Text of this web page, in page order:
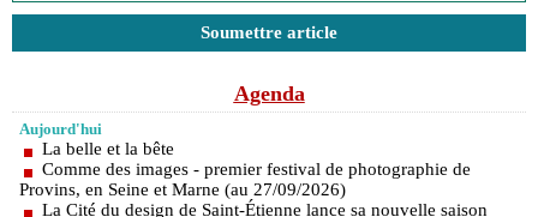
Soumettre article
Agenda
Aujourd'hui
La belle et la bête
Comme des images - premier festival de photographie de
Provins, en Seine et Marne (au 27/09/2026)
La Cité du design de Saint-Étienne lance sa nouvelle saison